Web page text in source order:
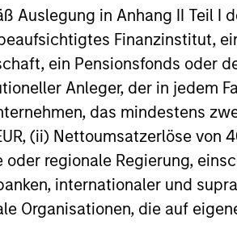
Auslegung in Anhang II Teil I
Finanzinstitut,
ein Pensionsfonds oder
Anleger, der in jedem
das mindestens
(ii) Nettoumsatzerlöse von
oder regionale Regierung,
internationaler und
Organisationen, die auf
purposes only. The information
or a solicitation of an offer to buy
securities, insurance or other laws
of principal.
information on the strategy,